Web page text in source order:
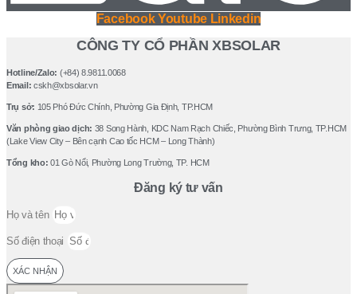
Facebook Youtube Linkedin
CÔNG TY CỔ PHẦN XBSOLAR
Hotline/Zalo: (+84) 8.9811.0068
Email: cskh@xbsolar.vn
Trụ sở: 105 Phó Ðức Chính, Phường Gia Ðịnh, TP.HCM
Văn phòng giao dịch: 38 Song Hành, KDC Nam Rạch Chiếc, Phường Bình Trưng, TP.HCM
(Lake View City – Bên cạnh Cao tốc HCM – Long Thành)
Tổng kho: 01 Gò Nổi, Phường Long Trường, TP. HCM
Đăng ký tư vấn
Họ và tên
Số điện thoại
XÁC NHẬN